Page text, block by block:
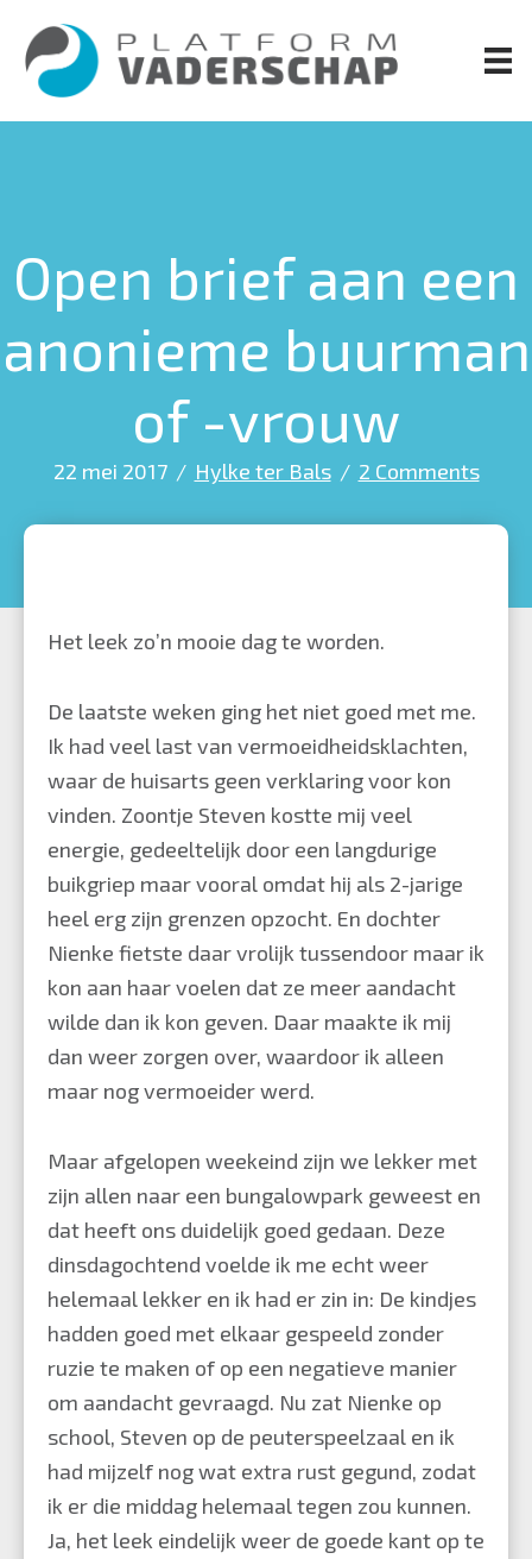
naar
hoofd
Open brief aan een
anonieme buurman
of -vrouw
22 mei 2017 / Hylke ter Bals / 2 Comments
Het leek zo’n mooie dag te worden.
De laatste weken ging het niet goed met me.
Ik had veel last van vermoeidheidsklachten,
waar de huisarts geen verklaring voor kon
vinden. Zoontje Steven kostte mij veel
energie, gedeeltelijk door een langdurige
buikgriep maar vooral omdat hij als 2-jarige
heel erg zijn grenzen opzocht. En dochter
Nienke fietste daar vrolijk tussendoor maar ik
kon aan haar voelen dat ze meer aandacht
wilde dan ik kon geven. Daar maakte ik mij
dan weer zorgen over, waardoor ik alleen
maar nog vermoeider werd.
Maar afgelopen weekeind zijn we lekker met
zijn allen naar een bungalowpark geweest en
dat heeft ons duidelijk goed gedaan. Deze
dinsdagochtend voelde ik me echt weer
helemaal lekker en ik had er zin in: De kindjes
hadden goed met elkaar gespeeld zonder
ruzie te maken of op een negatieve manier
om aandacht gevraagd. Nu zat Nienke op
school, Steven op de peuterspeelzaal en ik
had mijzelf nog wat extra rust gegund, zodat
ik er die middag helemaal tegen zou kunnen.
Ja, het leek eindelijk weer de goede kant op te